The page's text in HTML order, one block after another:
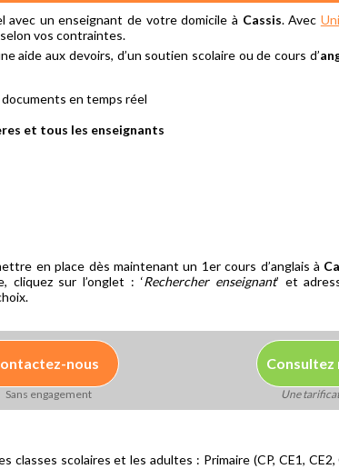
avec un enseignant de votre domicile à Cassis. Avec
vos contraintes.
aide aux devoirs, d’un soutien scolaire ou de cours d’
en temps réel
et tous les enseignants
en place dès maintenant un 1er cours d’anglais à
cliquez sur l’onglet : ‘Rechercher enseignant’ et
nous
Sans engagement Une
classes scolaires et les adultes : Primaire (CP, CE1, CE2,